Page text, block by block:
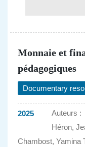
Monnaie et
pédagogiques
Documentary
2025 Auteurs :
Héron,
Chambost, Yamina